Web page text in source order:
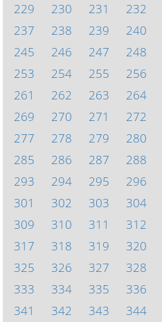
229
230 231 232
237
238 239 240
245
246 247 248
253
254 255 256
261
262 263 264
269
270 271 272
277
278 279 280
285
286 287 288
293
294 295 296
301
302 303 304
309
310 311 312
317
318 319 320
325
326 327 328
333
334 335 336
341
342 343 344